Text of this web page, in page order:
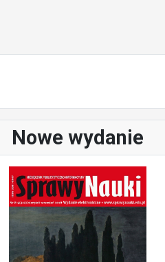
Nowe wydanie